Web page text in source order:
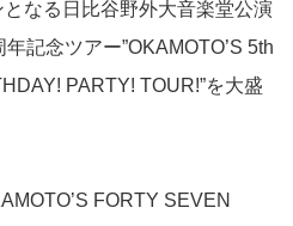
なる日比谷野外大音楽堂公演
記念ツアー”OKAMOTO’S 5th
PARTY! TOUR!”を大盛
FORTY SEVEN